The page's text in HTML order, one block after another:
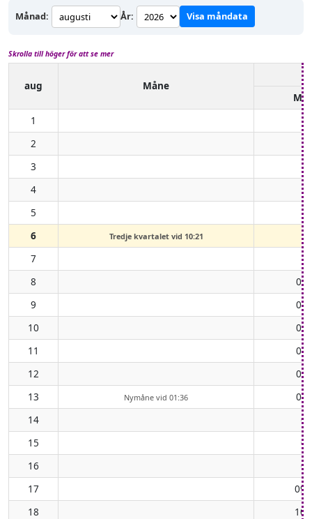
Månad: År: Visa måndata
Skrolla till höger för att se mer
aug
Måne
1
2
3
4
5
6
Tredje kvartalet vid 10:21
7
8
9
10
11
12
13
Nymåne vid 01:36
14
15
16
17
18